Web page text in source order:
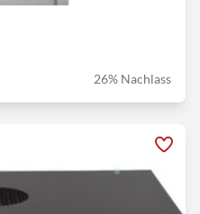
26% Nachlass